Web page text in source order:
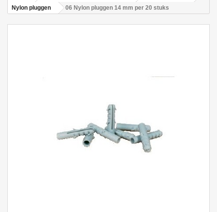
Nylon pluggen
06 Nylon pluggen 14 mm per 20 stuks